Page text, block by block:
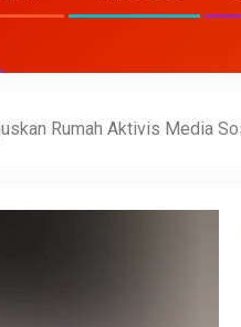
Rumah Aktivis Media